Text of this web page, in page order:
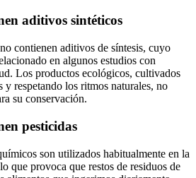
aditivos sintéticos
contienen aditivos de síntesis, cuyo
en algunos estudios con
Los productos ecológicos, cultivados
y respetando los ritmos naturales, no
su conservación.
pesticidas
son utilizados habitualmente en la
que provoca que restos de residuos de